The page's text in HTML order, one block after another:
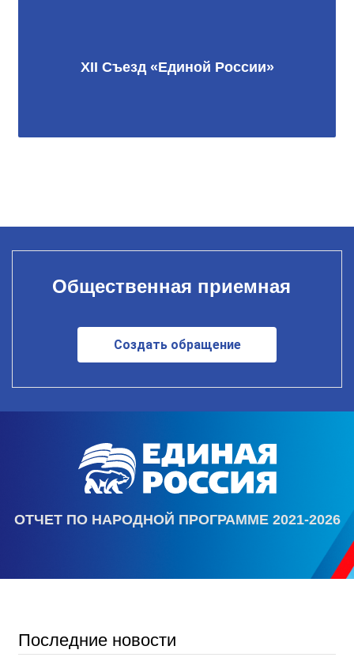
XII Съезд «Единой России»
Общественная приемная
Создать обращение
ОТЧЕТ ПО НАРОДНОЙ ПРОГРАММЕ 2021-2026
Последние новости